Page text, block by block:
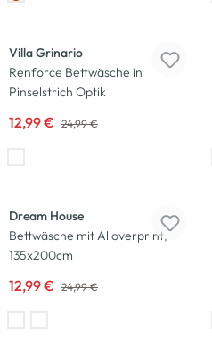
Villa Grinario
Renforce Bettwäsche in
Pinselstrich Optik
12,99 € 24,99 €
Dream House
Bettwäsche mit Alloverprint,
135x200cm
12,99 € 24,99 €